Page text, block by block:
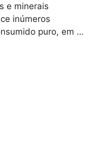
e minerais
inúmeros
puro, em …